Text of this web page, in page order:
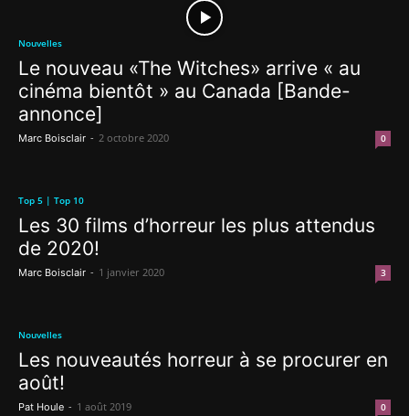
Nouvelles
Le nouveau «The Witches» arrive « au
cinéma bientôt » au Canada [Bande-
annonce]
Marc Boisclair - 2 octobre 2020 0
Top 5 | Top 10
Les 30 films d’horreur les plus attendus
de 2020!
Marc Boisclair - 1 janvier 2020 3
Nouvelles
Les nouveautés horreur à se procurer en
août!
Pat Houle - 1 août 2019 0